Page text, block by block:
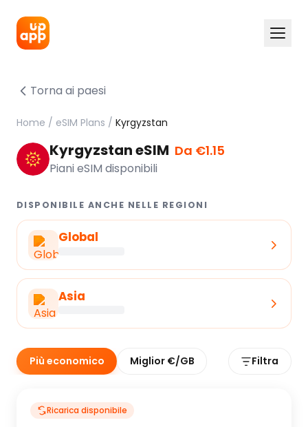
Torna ai paesi
Home / eSIM Plans / Kyrgyzstan
Kyrgyzstan eSIM Da €1.15
Piani eSIM disponibili
DISPONIBILE ANCHE NELLE REGIONI
Global
Asia
Più economico Miglior €/GB Filtra
Ricarica disponibile